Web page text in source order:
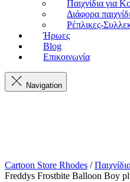
Παιχνίδια για
Διάφορα
Ρέπλικες-
Ήρωες
Blog
Επικοινωνία
Navigation
Cartoon Store Rhodes /
Freddys Frostbite Balloon Boy